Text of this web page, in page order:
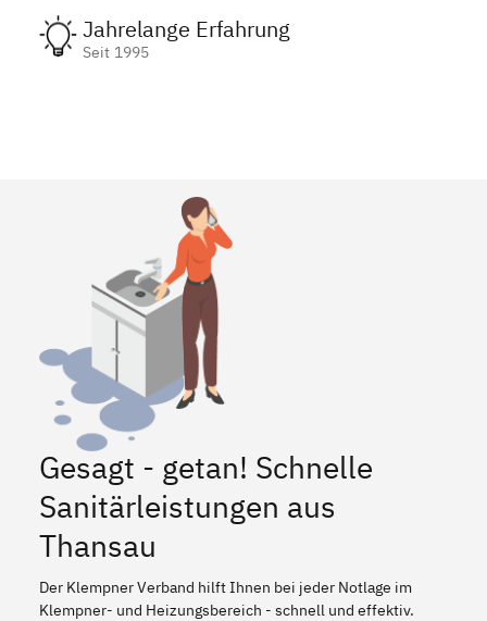
Jahrelange Erfahrung
Seit 1995
Gesagt - getan! Schnelle
Sanitärleistungen aus
Thansau
Der Klempner Verband hilft Ihnen bei jeder Notlage im
Klempner- und Heizungsbereich - schnell und effektiv.